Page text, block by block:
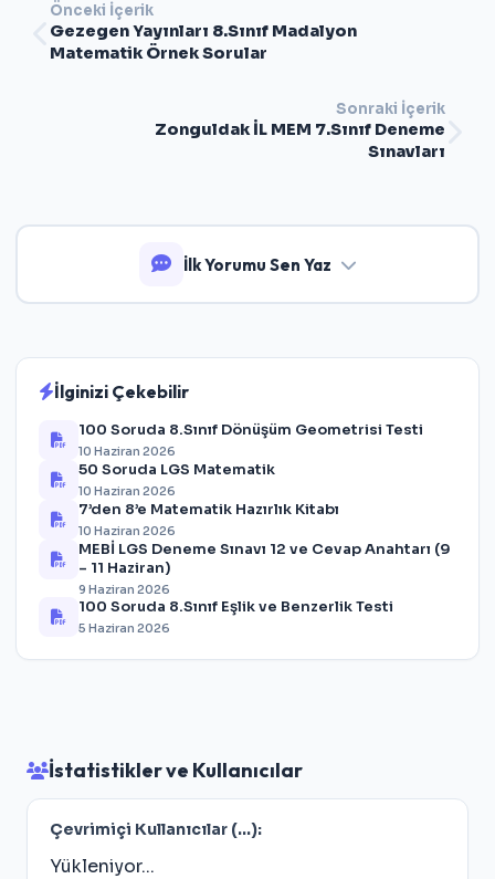
Önceki İçerik
Gezegen Yayınları 8.Sınıf Madalyon
Matematik Örnek Sorular
Sonraki İçerik
Zonguldak İL MEM 7.Sınıf Deneme
Sınavları
İlk Yorumu Sen Yaz
İlginizi Çekebilir
100 Soruda 8.Sınıf Dönüşüm Geometrisi Testi
10 Haziran 2026
50 Soruda LGS Matematik
10 Haziran 2026
7’den 8’e Matematik Hazırlık Kitabı
10 Haziran 2026
MEBİ LGS Deneme Sınavı 12 ve Cevap Anahtarı (9
– 11 Haziran)
9 Haziran 2026
100 Soruda 8.Sınıf Eşlik ve Benzerlik Testi
5 Haziran 2026
İstatistikler ve Kullanıcılar
Çevrimiçi Kullanıcılar (...):
Yükleniyor...